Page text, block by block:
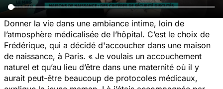
Donner la vie dans une ambiance intime, loin de
l’atmosphère médicalisée de l’hôpital. C’est le choix de
Frédérique, qui a décidé d'accoucher dans une maison
de naissance, à Paris. « Je voulais un accouchement
naturel et qu’au lieu d’être dans une maternité où il y
aurait peut-être beaucoup de protocoles médicaux,